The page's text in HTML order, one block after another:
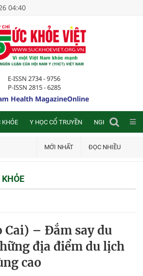
04:40
E-ISSN 2734 - 9756
P-ISSN 2815 - 6285
Health MagazineOnline
KHỎE Y HỌC CỔ TRUYỀN NGHIÊN CỨU
MỚI NHẤT ĐỌC NHIỀU
Cai) – Đắm say du
địa điểm du lịch
cao